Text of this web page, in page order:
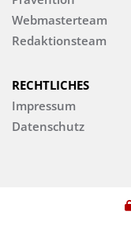
Webmasterteam
Redaktionsteam
RECHTLICHES
Impressum
Datenschutz